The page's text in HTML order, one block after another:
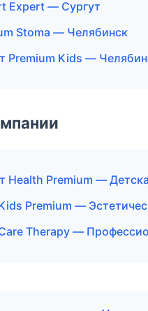
Expert — Сургут
Stoma — Челябинск
Premium Kids —
Health Premium —
Premium —
Therapy —